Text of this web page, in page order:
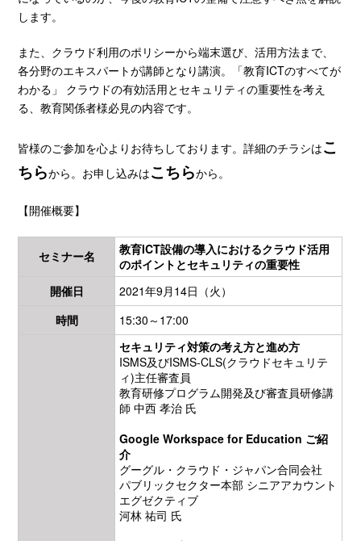
します。
また、クラウド利用のポリシーから端末選び、活用方法まで、
各分野のエキスパートが講師となり講演。「教育ICTのすべてが
わかる」 クラウドの有効活用とセキュリティの重要性を考え
る、教育関係者様必見の内容です。
皆様のご参加を心よりお待ちしております。詳細のチラシはこ
ちらから。お申し込みはこちらから。
【開催概要】
セミナー名
教育ICT設備の導入におけるクラウド活用
のポイントとセキュリティの重要性
開催日
2021年9月14日（火）
時間
15:30～17:00
セキュリティ対策の考え方と進め方
ISMS及びISMS-CLS(クラウドセキュリテ
ィ)主任審査員
教育研修プログラム開発及び審査員研修講
師 中西 孝治 氏
Google Workspace for Education ご紹
介
グーグル・クラウド・ジャパン合同会社
パブリックセクター本部 シニアアカウント
エグゼクティブ
河林 祐司 氏